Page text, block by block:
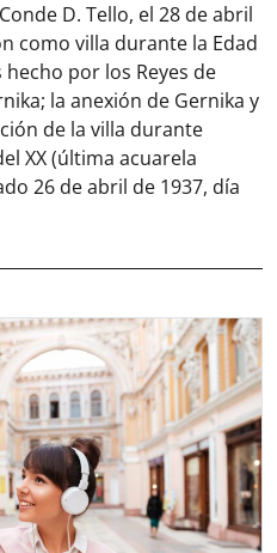
D. Tello, el 28 de abril
como villa durante la Edad
por los Reyes de
la anexión de Gernika y
de la villa durante
XX (última acuarela
26 de abril de 1937, día